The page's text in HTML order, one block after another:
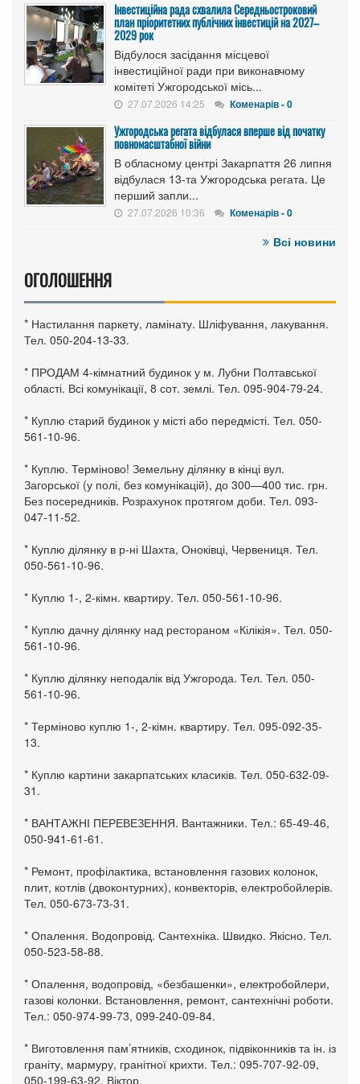
Інвестиційна рада схвалила Середньостроковий
план пріоритетних публічних інвестицій на 2027–
2029 рок
Відбулося засідання місцевої
інвестиційної ради при виконавчому
комітеті Ужгородської місь...
27.07.2026 14:25 Коменарів - 0
Ужгородська регата відбулася вперше від початку
повномасштабної війни
В обласному центрі Закарпаття 26 липня
відбулася 13-та Ужгородська регата. Це
перший запли...
27.07.2026 10:36 Коменарів - 0
Всі новини
ОГОЛОШЕННЯ
* Настилання паркету, ламінату. Шліфування, лакування.
Тел. 050-204-13-33.
* ПРОДАМ 4-кімнатний будинок у м. Лубни Полтавської
області. Всі комунікації, 8 сот. землі. Тел. 095-904-79-24.
* Куплю старий будинок у місті або передмісті. Тел. 050-
561-10-96.
* Куплю. Терміново! Земельну ділянку в кінці вул.
Загорської (у полі, без комунікацій), до 300—400 тис. грн.
Без посередників. Розрахунок протягом доби. Тел. 093-
047-11-52.
* Куплю ділянку в р-ні Шахта, Оноківці, Червениця. Тел.
050-561-10-96.
* Куплю 1-, 2-кімн. квартиру. Тел. 050-561-10-96.
* Куплю дачну ділянку над рестораном «Кілікія». Тел. 050-
561-10-96.
* Куплю ділянку неподалік від Ужгорода. Тел. Тел. 050-
561-10-96.
* Терміново куплю 1-, 2-кімн. квартиру. Тел. 095-092-35-
13.
* Куплю картини закарпатських класиків. Тел. 050-632-09-
31.
* ВАНТАЖНІ ПЕРЕВЕЗЕННЯ. Вантажники. Тел.: 65-49-46,
050-941-61-61.
* Ремонт, профілактика, встановлення газових колонок,
плит, котлів (двоконтурних), конвекторів, електробойлерів.
Тел. 050-673-73-31.
* Опалення. Водопровід. Сантехніка. Швидко. Якісно. Тел.
050-523-58-88.
* Опалення, водопровід, «безбашенки», електробойлери,
газові колонки. Встановлення, ремонт, сантехнічні роботи.
Тел.: 050-974-99-73, 099-240-09-84.
* Виготовлення пам’ятників, сходинок, підвіконників та ін. із
граніту, мармуру, гранітної крихти. Тел.: 095-707-92-09,
050-199-63-92, Віктор.